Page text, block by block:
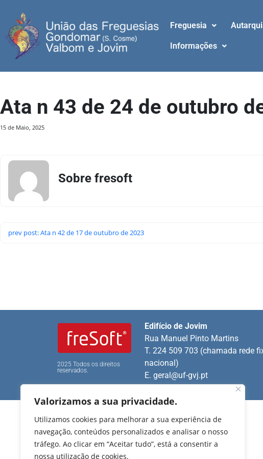
Valorizamos a sua privacidade.
Utilizamos cookies para melhorar a sua experiência de
navegação, conteúdos personalizados e analisar o nosso
tráfego. Ao clicar em “Aceitar tudo”, está a consentir a
nossa utilização de cookies.
Freguesia
Informações
Ata n 43 de 24 de outubro
15 de Maio, 2025
Sobre fresoft
prev post: Ata n 42 de 17 de outubro de 2023
2025 Todos os direitos
reservados.
Edifício de Jovim
Rua Manuel Pinto Martins
T. 224 509 703 (chamada rede
nacional)
E.geral@uf-gvj.pt